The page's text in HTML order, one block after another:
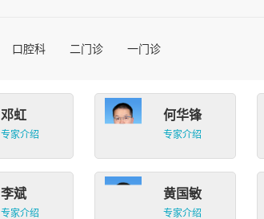
口腔科 二门诊 一门诊
邓虹
专家介绍
何华锋
专家介绍
李斌
专家介绍
黄国敏
专家介绍